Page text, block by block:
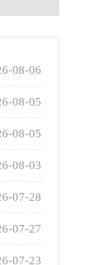
08-06
08-05
08-05
08-03
07-28
07-27
07-23